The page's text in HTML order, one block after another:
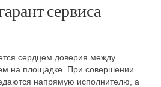
сервиса
сердцем доверия между
на площадке. При совершении
напрямую исполнителю, а